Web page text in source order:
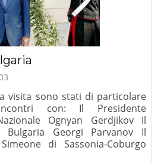
visita sono stati di particolare
con: Il Presidente
Ognyan Gerdjikov Il
Bulgaria Georgi Parvanov Il
di Sassonia-Coburgo